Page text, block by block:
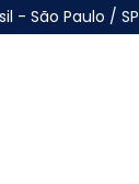
- São Paulo / SP